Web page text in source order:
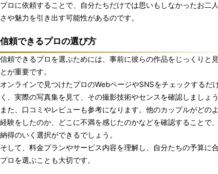
プロに依頼することで、自分たちだけでは思いもしなかったお二
さや魅力を引き出す可能性があるのです。
信頼できるプロの選び方
信頼できるプロを選ぶためには、事前に彼らの作品をじっくりと
とが重要です。
オンラインで見つけたプロのWebページやSNSをチェックするだ
く、実際の写真集を見て、その撮影技術やセンスを確認しましょ
また、口コミやレビューも参考になります。他のカップルがどの
経験をしたのか、どこに不満を感じたのかなどを確認することで
納得のいく選択ができるでしょう。
そして、料金プランやサービス内容を理解し、自分たちの予算に
プロを選ぶことも大切です。